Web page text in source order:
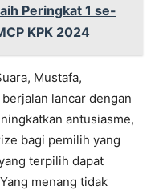
Peringkat 1 se-
KPK 2024
Mustafa,
lancar dengan
antusiasme,
bagi pemilih yang
terpilih dapat
menang tidak